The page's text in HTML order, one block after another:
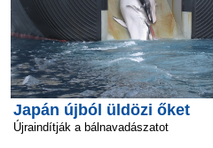
Japán újból üldözi őket
Újraindítják a bálnavadászatot